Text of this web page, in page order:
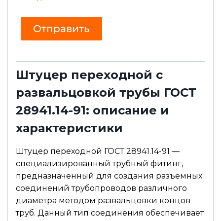
и
Отправить
Штуцер переходной с
развальцовкой трубы ГОСТ
28941.14-91: описание и
характеристики
Штуцер переходной ГОСТ 28941.14-91 —
специализированный трубный фитинг,
предназначенный для создания разъемных
соединений трубопроводов различного
диаметра методом развальцовки концов
труб. Данный тип соединения обеспечивает